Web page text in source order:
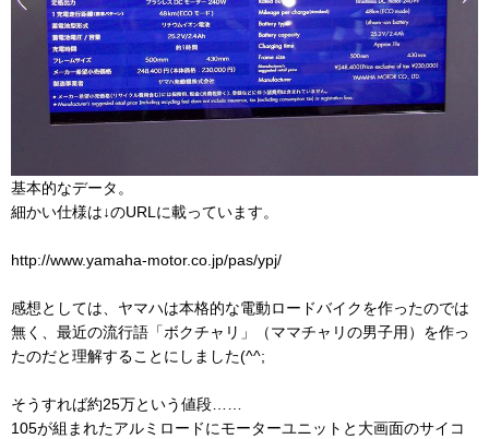
基本的なデータ。
細かい仕様は↓のURLに載っています。
http://www.yamaha-motor.co.jp/pas/ypj/
感想としては、ヤマハは本格的な電動ロードバイクを作ったのでは
無く、最近の流行語「ボクチャリ」（ママチャリの男子用）を作っ
たのだと理解することにしました(^^;
そうすれば約25万という値段……
105が組まれたアルミロードにモーターユニットと大画面のサイコ